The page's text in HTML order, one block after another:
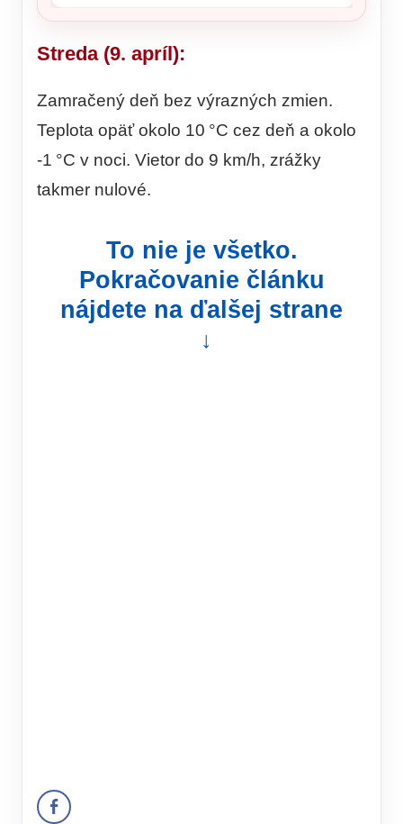
Streda (9. apríl):
Zamračený deň bez výrazných zmien.
Teplota opäť okolo 10 °C cez deň a okolo
-1 °C v noci. Vietor do 9 km/h, zrážky
takmer nulové.
To nie je všetko.
Pokračovanie článku
nájdete na ďalšej strane
↓